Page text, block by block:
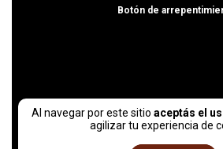
Al navegar por este sitio aceptás el
agilizar tu experiencia de
Botón de